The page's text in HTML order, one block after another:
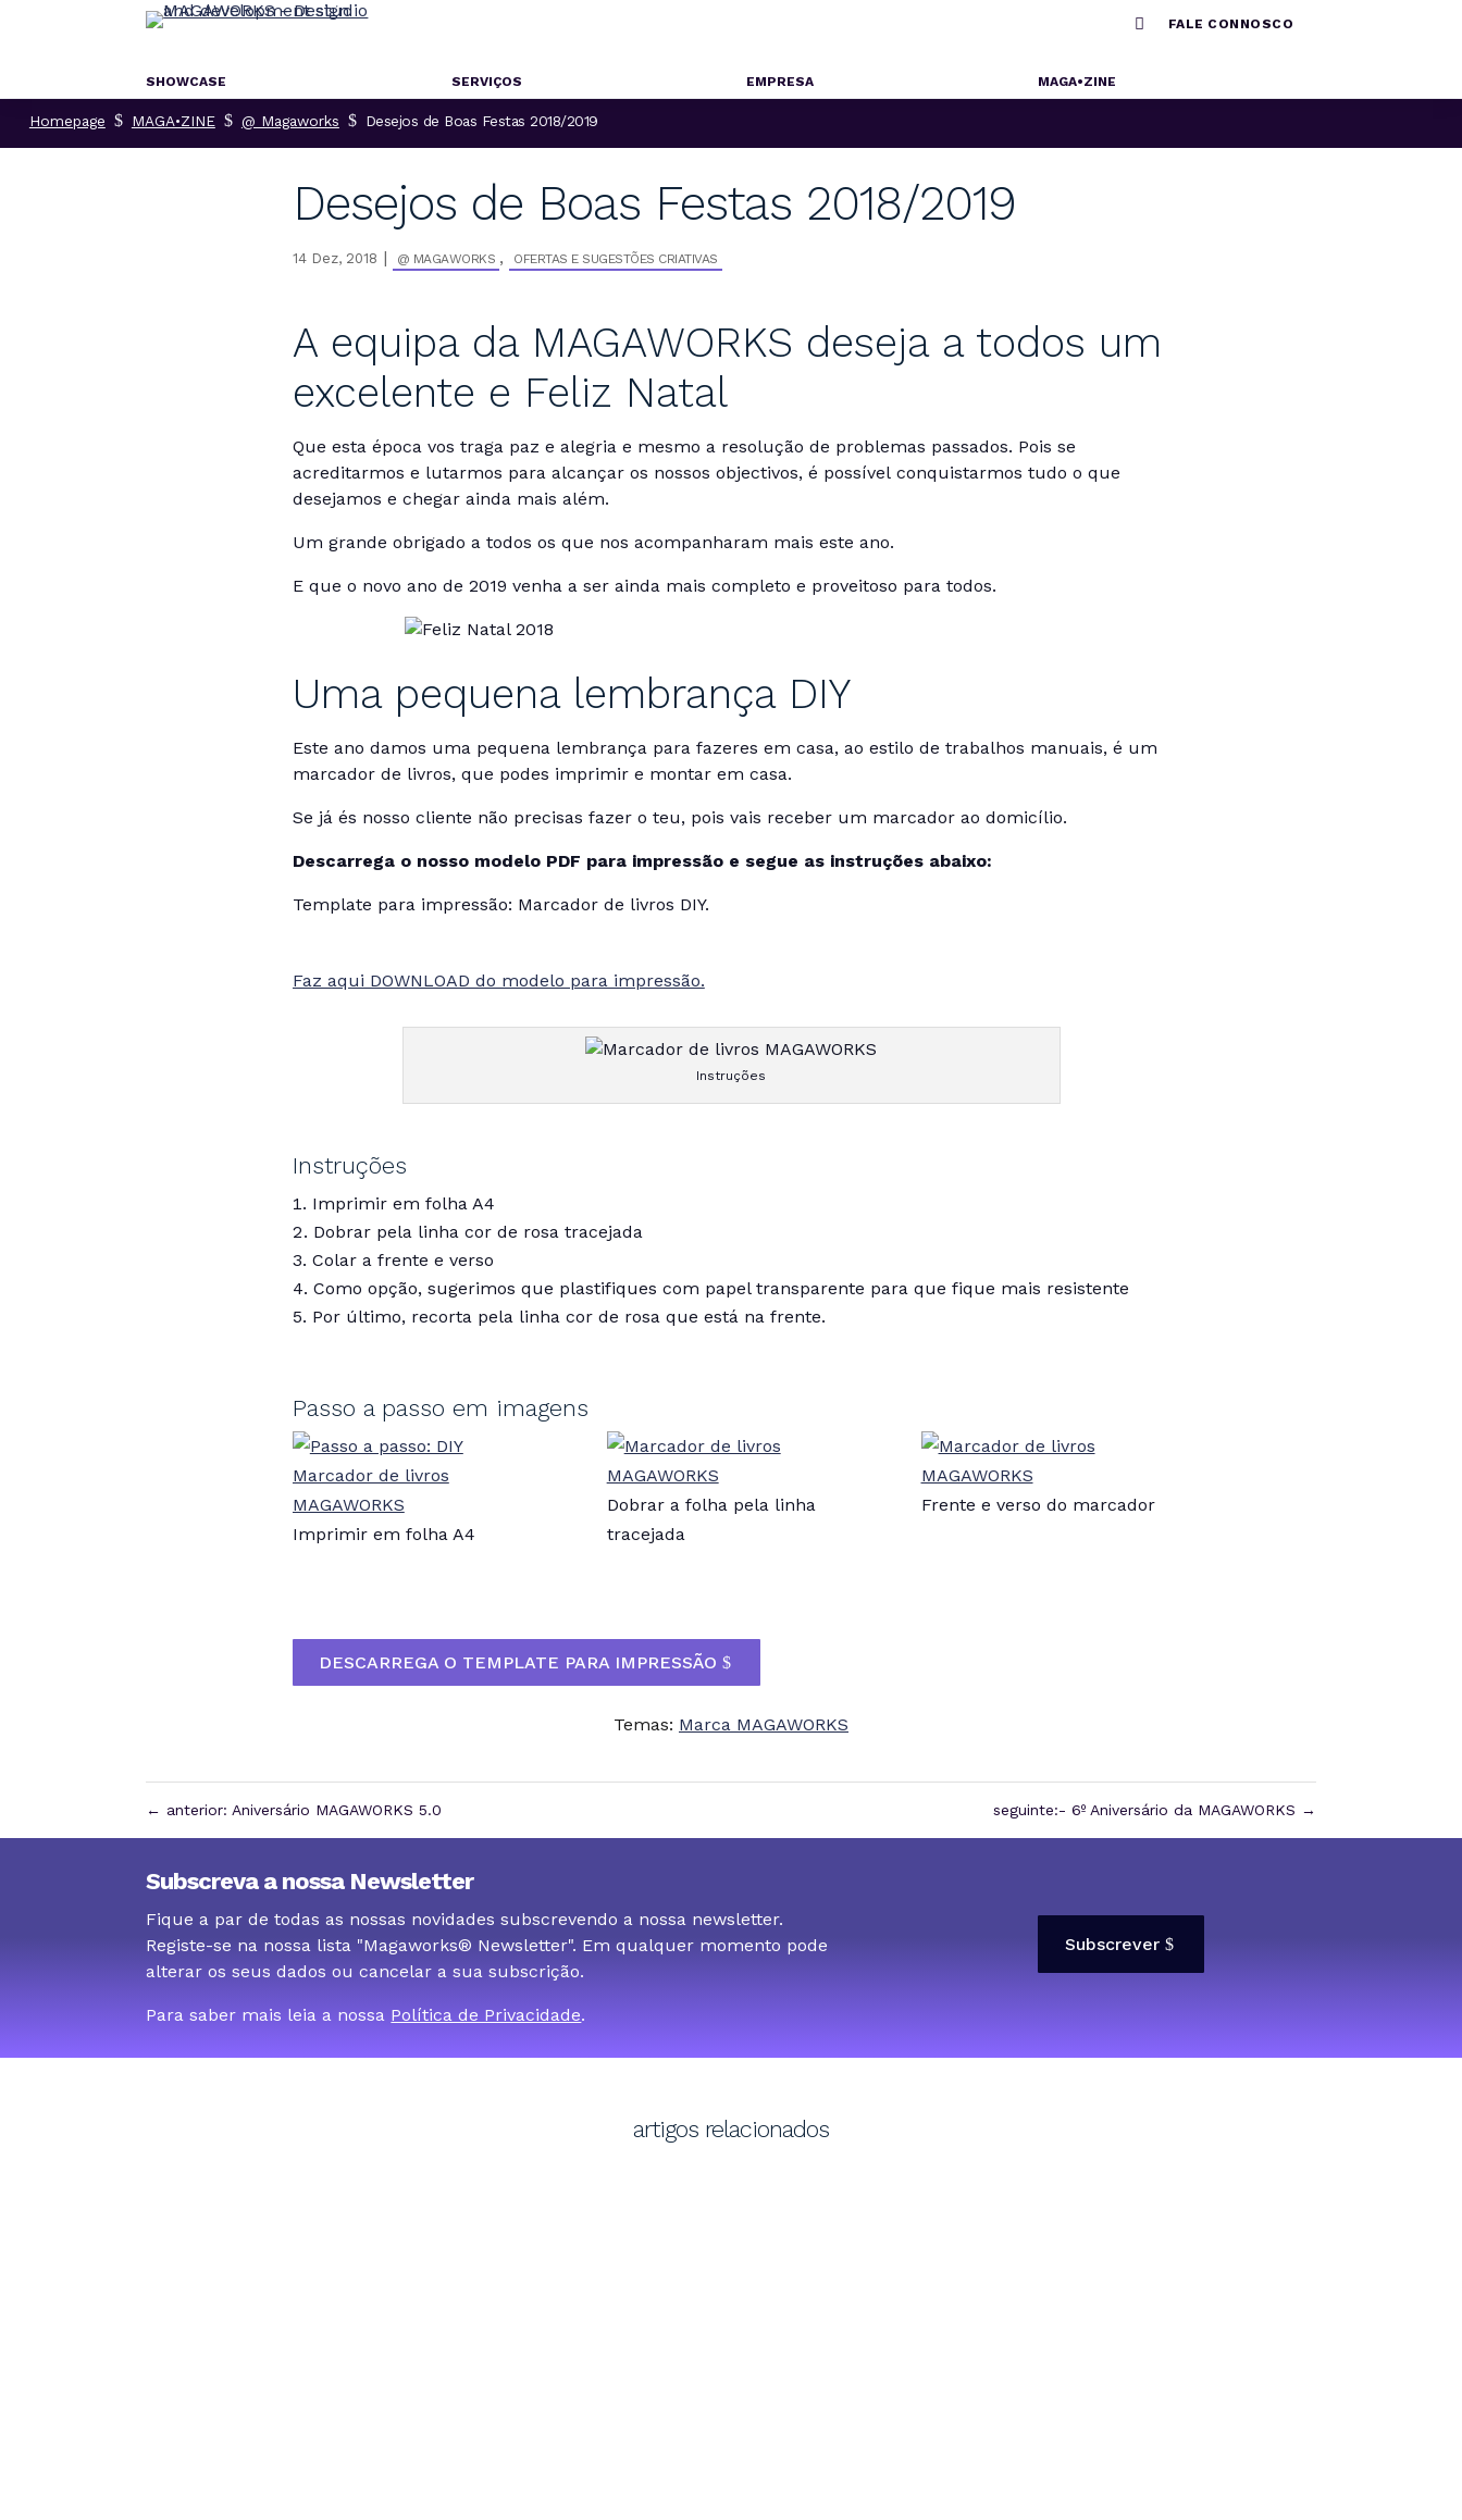
 FALE CONNOSCO
SHOWCASE SERVIÇOS EMPRESA MAGA•ZINE
Homepage $ MAGA•ZINE $ @ Magaworks $ Desejos de Boas Festas 2018/2019
Desejos de Boas Festas 2018/2019
14 Dez, 2018 | @ MAGAWORKS , OFERTAS E SUGESTÕES CRIATIVAS
A equipa da MAGAWORKS deseja a todos um
excelente e Feliz Natal
Que esta época vos traga paz e alegria e mesmo a resolução de problemas passados. Pois se
acreditarmos e lutarmos para alcançar os nossos objectivos, é possível conquistarmos tudo o que
desejamos e chegar ainda mais além.
Um grande obrigado a todos os que nos acompanharam mais este ano.
E que o novo ano de 2019 venha a ser ainda mais completo e proveitoso para todos.
Uma pequena lembrança DIY
Este ano damos uma pequena lembrança para fazeres em casa, ao estilo de trabalhos manuais, é um
marcador de livros, que podes imprimir e montar em casa.
Se já és nosso cliente não precisas fazer o teu, pois vais receber um marcador ao domicílio.
Descarrega o nosso modelo PDF para impressão e segue as instruções abaixo:
Template para impressão: Marcador de livros DIY.
Faz aqui DOWNLOAD do modelo para impressão.
Instruções
Instruções
Imprimir em folha A4
Dobrar pela linha cor de rosa tracejada
Colar a frente e verso
Como opção, sugerimos que plastifiques com papel transparente para que fique mais resistente
Por último, recorta pela linha cor de rosa que está na frente.
Passo a passo em imagens
Imprimir em folha A4
Dobrar a folha pela linha
tracejada
Frente e verso do marcador
DESCARREGA O TEMPLATE PARA IMPRESSÃO
Temas: Marca MAGAWORKS
← anterior: Aniversário MAGAWORKS 5.0 seguinte:- 6º Aniversário da MAGAWORKS →
Subscreva a nossa Newsletter
Fique a par de todas as nossas novidades subscrevendo a nossa newsletter.
Registe-se na nossa lista "Magaworks® Newsletter". Em qualquer momento pode
alterar os seus dados ou cancelar a sua subscrição.
Para saber mais leia a nossa Política de Privacidade.
Subscrever
artigos relacionados